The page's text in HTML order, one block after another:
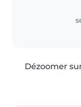
Dézoomer